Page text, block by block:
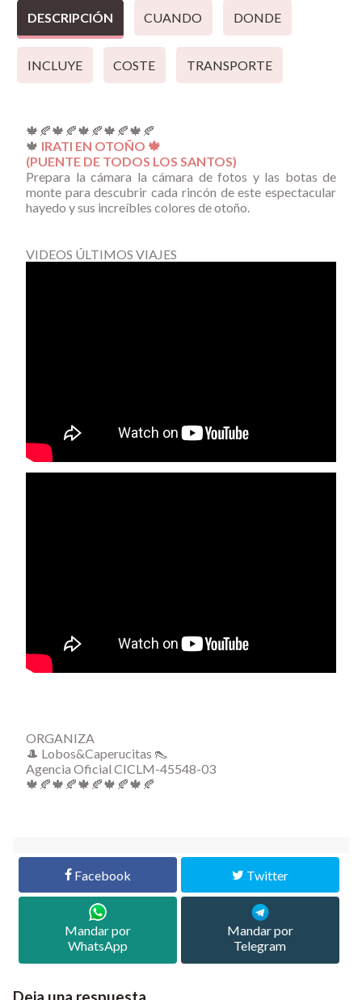
DESCRIPCIÓN CUANDO DONDE
INCLUYE COSTE TRANSPORTE
🍁🍂🍁🍂🍁🍂🍁🍂🍁🍂
🍁 IRATI EN OTOÑO 🍁
(PUENTE DE TODOS LOS SANTOS)
Prepara la cámara la cámara de fotos y las botas de
monte para descubrir cada rincón de este espectacular
hayedo y sus increíbles colores de otoño.
VIDEOS ÚLTIMOS VIAJES
ORGANIZA
🎩 Lobos&Caperucitas 👠
Agencia Oficial CICLM-45548-03
🍁🍂🍁🍂🍁🍂🍁🍂🍁🍂
Facebook Twitter
Mandar por
WhatsApp
Mandar por
Telegram